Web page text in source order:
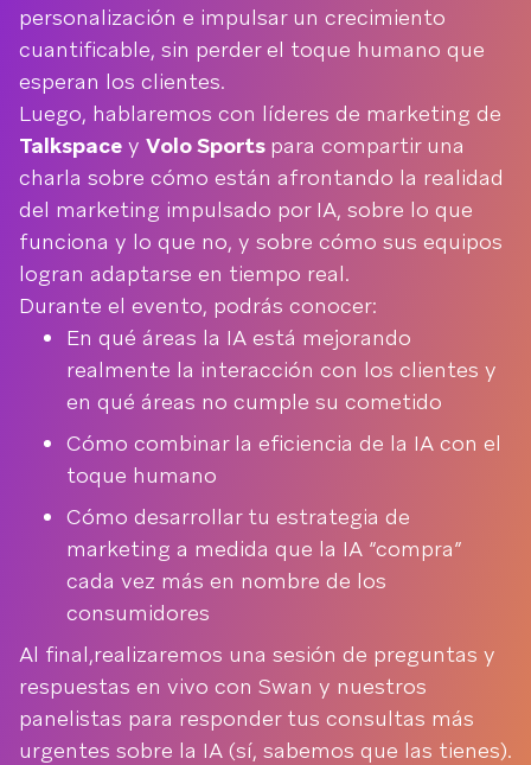
personalización e impulsar un crecimiento
cuantificable, sin perder el toque humano que
esperan los clientes.
Luego, hablaremos con líderes de marketing de
Talkspace y Volo Sports para compartir una
charla sobre cómo están afrontando la realidad
del marketing impulsado por IA, sobre lo que
funciona y lo que no, y sobre cómo sus equipos
logran adaptarse en tiempo real.
Durante el evento, podrás conocer:
En qué áreas la IA está mejorando
realmente la interacción con los clientes y
en qué áreas no cumple su cometido
Cómo combinar la eficiencia de la IA con el
toque humano
Cómo desarrollar tu estrategia de
marketing a medida que la IA “compra”
cada vez más en nombre de los
consumidores
Al final,realizaremos una sesión de preguntas y
respuestas en vivo con Swan y nuestros
panelistas para responder tus consultas más
urgentes sobre la IA (sí, sabemos que las tienes).